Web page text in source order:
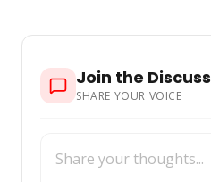
Join the
SHARE YOUR VOICE